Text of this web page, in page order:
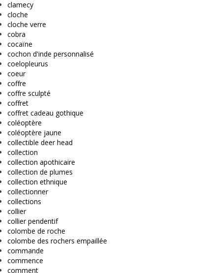
clamecy
cloche
cloche verre
cobra
cocaïne
cochon d'inde personnalisé
coelopleurus
coeur
coffre
coffre sculpté
coffret
coffret cadeau gothique
coléoptère
coléoptère jaune
collectible deer head
collection
collection apothicaire
collection de plumes
collection ethnique
collectionner
collections
collier
collier pendentif
colombe de roche
colombe des rochers empaillée
commande
commence
comment